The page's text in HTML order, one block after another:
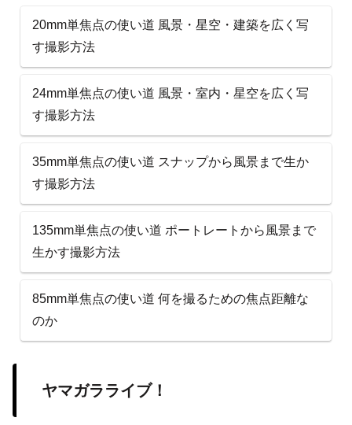
20mm単焦点の使い道 風景・星空・建築を広く写
す撮影方法
24mm単焦点の使い道 風景・室内・星空を広く写
す撮影方法
35mm単焦点の使い道 スナップから風景まで生か
す撮影方法
135mm単焦点の使い道 ポートレートから風景まで
生かす撮影方法
85mm単焦点の使い道 何を撮るための焦点距離な
のか
ヤマガラライブ！